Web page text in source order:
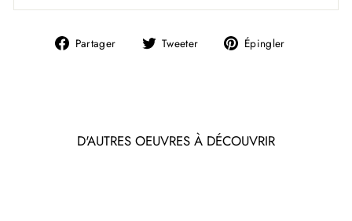
Partager
PartagerTweeter
TweeterÉpingler
D'AUTRES OEUVRES À DÉCOUVRIR